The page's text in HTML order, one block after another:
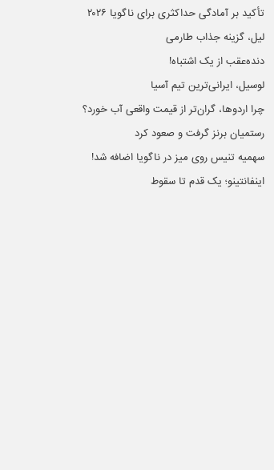
تأکید بر آمادگی حداکثری برای ناگویا ۲۰۲۶
لیل، گزینه جذاب طارمی
دنده‌عقب از یک اشتباه!
لوسیل، ایرانی‌ترین تیم آسیا
چرا اردوها، گران‌تر از قیمت واقعی آب خورد؟
رستمیان برنز گرفت و صعود کرد
سهمیه تنیس روی میز در ناگویا اضافه شد!
اینفانتینو؛ یک قدم تا سقوط